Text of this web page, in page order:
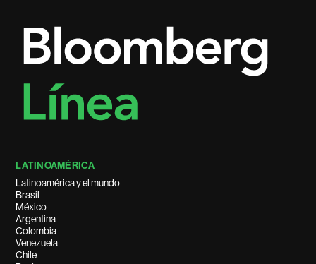
LATINOAMÉRICA
Latinoamérica y el mundo
Brasil
México
Argentina
Colombia
Venezuela
Chile